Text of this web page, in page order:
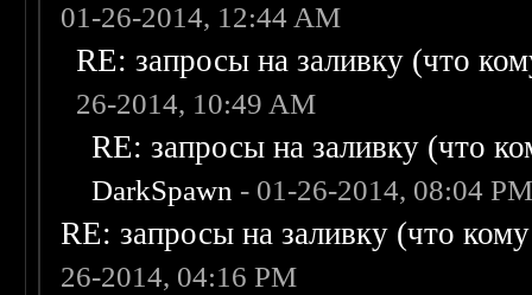
01-26-2014, 12:44 AM
RE: запросы на заливку (что
26-2014, 10:49 AM
RE: запросы на заливку (что
DarkSpawn - 01-26-2014, 08:04
RE: запросы на заливку (что
26-2014, 04:16 PM